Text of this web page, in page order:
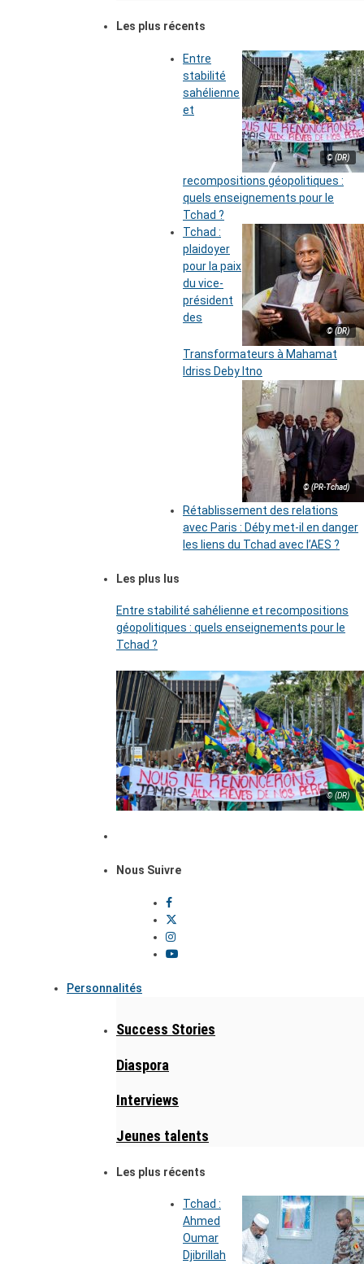
Les plus récents
© (DR)
Entre
stabilité
sahélienne
et
recompositions géopolitiques :
quels enseignements pour le
Tchad ?
© (DR)
Tchad :
plaidoyer
pour la paix
du vice-
président
des
Transformateurs à Mahamat
Idriss Deby Itno
© (PR-Tchad)
Rétablissement des relations
avec Paris : Déby met-il en danger
les liens du Tchad avec l’AES ?
Les plus lus
Entre stabilité sahélienne et recompositions
géopolitiques : quels enseignements pour le
Tchad ?
© (DR)
Nous Suivre
Personnalités
Success Stories
Diaspora
Interviews
Jeunes talents
Les plus récents
Tchad :
Ahmed
Oumar
Djibrillah